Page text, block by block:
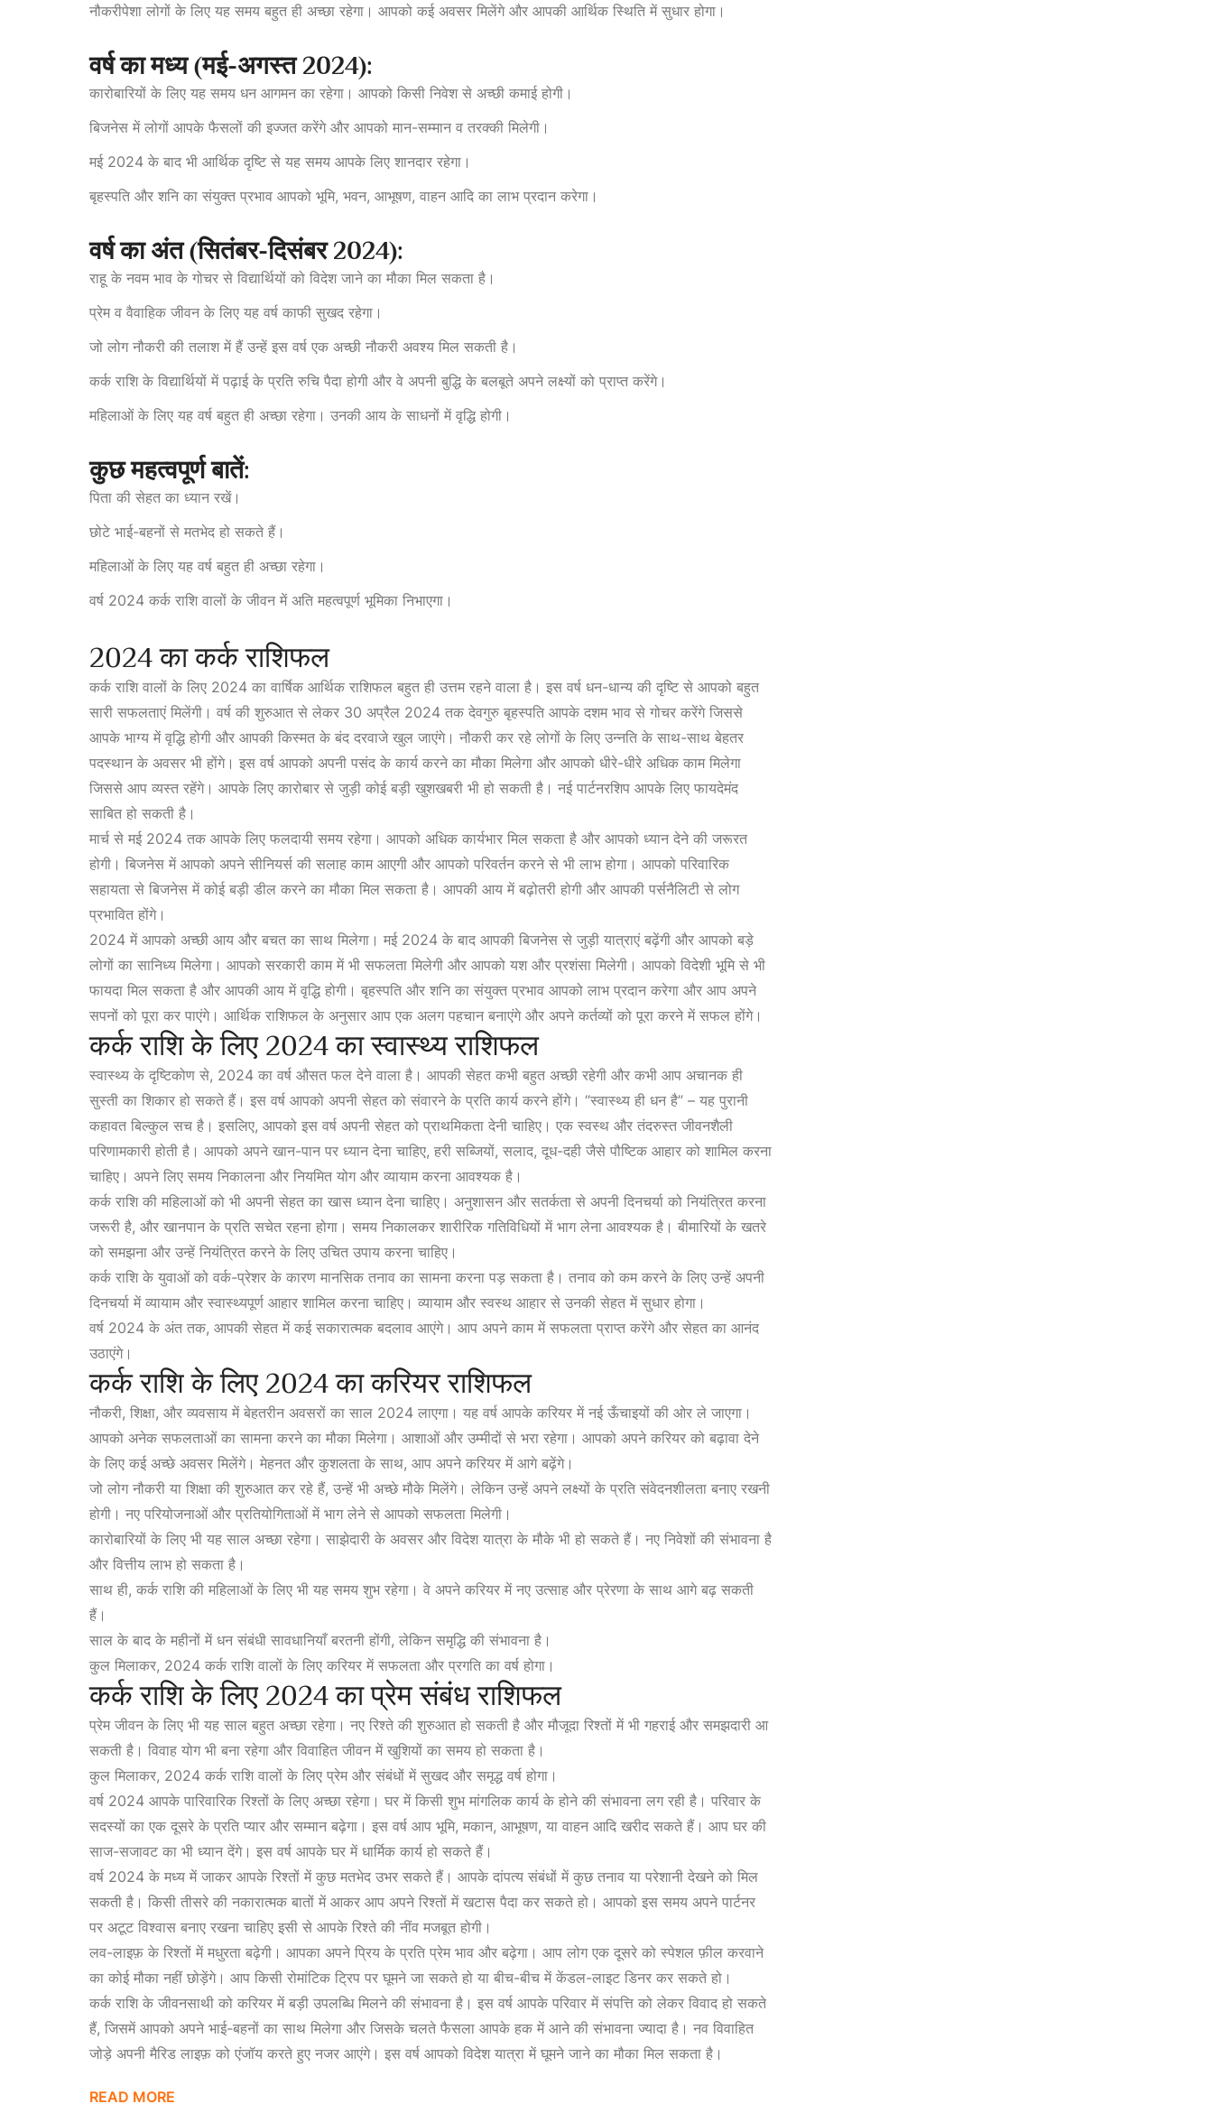
नौकरीपेशा लोगों के लिए यह समय बहुत ही अच्छा रहेगा। आपको कई अवसर मिलेंगे और आपकी आर्थिक स्थिति में सुधार होगा।
वर्ष का मध्य (मई-अगस्त 2024):
कारोबारियों के लिए यह समय धन आगमन का रहेगा। आपको किसी निवेश से अच्छी कमाई होगी।
बिजनेस में लोगों आपके फैसलों की इज्जत करेंगे और आपको मान-सम्मान व तरक्की मिलेगी।
मई 2024 के बाद भी आर्थिक दृष्टि से यह समय आपके लिए शानदार रहेगा।
बृहस्पति और शनि का संयुक्त प्रभाव आपको भूमि, भवन, आभूषण, वाहन आदि का लाभ प्रदान करेगा।
वर्ष का अंत (सितंबर-दिसंबर 2024):
राहू के नवम भाव के गोचर से विद्यार्थियों को विदेश जाने का मौका मिल सकता है।
प्रेम व वैवाहिक जीवन के लिए यह वर्ष काफी सुखद रहेगा।
जो लोग नौकरी की तलाश में हैं उन्हें इस वर्ष एक अच्छी नौकरी अवश्य मिल सकती है।
कर्क राशि के विद्यार्थियों में पढ़ाई के प्रति रुचि पैदा होगी और वे अपनी बुद्धि के बलबूते अपने लक्ष्यों को प्राप्त करेंगे।
महिलाओं के लिए यह वर्ष बहुत ही अच्छा रहेगा। उनकी आय के साधनों में वृद्धि होगी।
कुछ महत्वपूर्ण बातें:
पिता की सेहत का ध्यान रखें।
छोटे भाई-बहनों से मतभेद हो सकते हैं।
महिलाओं के लिए यह वर्ष बहुत ही अच्छा रहेगा।
वर्ष 2024 कर्क राशि वालों के जीवन में अति महत्वपूर्ण भूमिका निभाएगा।
2024 का कर्क राशिफल
कर्क राशि वालों के लिए 2024 का वार्षिक आर्थिक राशिफल बहुत ही उत्तम रहने वाला है। इस वर्ष धन-धान्य की दृष्टि से आपको बहुत
सारी सफलताएं मिलेंगी। वर्ष की शुरुआत से लेकर 30 अप्रैल 2024 तक देवगुरु बृहस्पति आपके दशम भाव से गोचर करेंगे जिससे
आपके भाग्य मेंवृद्धि होगी और आपकी किस्मत के बंद दरवाजे खुल जाएंगे। नौकरी कर रहे लोगों के लिए उन्नति के साथ-साथ बेहतर
पदस्थान के अवसर भी होंगे। इस वर्ष आपको अपनी पसंद के कार्य करने का मौका मिलेगा और आपको धीरे-धीरे अधिक काम मिलेगा
जिससे आप व्यस्त रहेंगे। आपके लिए कारोबार से जुड़ी कोई बड़ी खुशखबरी भी हो सकती है। नई पार्टनरशिप आपके लिए फायदेमंद
साबित हो सकती है।
मार्च से मई 2024 तक आपके लिए फलदायी समय रहेगा। आपको अधिक कार्यभार मिल सकता है और आपको ध्यान देने की जरूरत
होगी। बिजनेस में आपको अपने सीनियर्स की सलाह काम आएगी और आपको परिवर्तन करने से भी लाभ होगा। आपको परिवारिक
सहायता से बिजनेस में कोई बड़ी डील करने का मौका मिल सकता है। आपकी आय में बढ़ोतरी होगी और आपकी पर्सनैलिटी से लोग
प्रभावित होंगे।
2024 में आपको अच्छी आय और बचत का साथ मिलेगा। मई 2024 के बाद आपकी बिजनेस से जुड़ी यात्राएं बढ़ेंगी और आपको बड़े
लोगों का सानिध्य मिलेगा। आपको सरकारी काम में भी सफलता मिलेगी और आपको यश और प्रशंसा मिलेगी। आपको विदेशी भूमि से भी
फायदा मिल सकता है और आपकी आय में वृद्धि होगी। बृहस्पति और शनि का संयुक्त प्रभाव आपको लाभ प्रदान करेगा और आप अपने
सपनों को पूरा कर पाएंगे। आर्थिक राशिफल के अनुसार आप एक अलग पहचान बनाएंगे और अपने कर्तव्यों को पूरा करने में सफल होंगे।
कर्क राशि के लिए 2024 का स्वास्थ्य राशिफल
स्वास्थ्य के दृष्टिकोण से, 2024 का वर्ष औसत फल देने वाला है। आपकी सेहत कभी बहुत अच्छी रहेगी और कभी आप अचानक ही
सुस्ती का शिकार हो सकते हैं। इस वर्ष आपको अपनी सेहत को संवारने के प्रति कार्य करने होंगे। “स्वास्थ्य ही धन है” – यह पुरानी
कहावत बिल्कुल सच है। इसलिए, आपको इस वर्ष अपनी सेहत को प्राथमिकता देनी चाहिए। एक स्वस्थ और तंदरुस्त जीवनशैली
परिणामकारी होती है। आपको अपने खान-पान पर ध्यान देना चाहिए, हरी सब्जियों, सलाद, दूध-दही जैसे पौष्टिक आहार को शामिल करना
चाहिए। अपने लिए समय निकालना और नियमित योग और व्यायाम करना आवश्यक है।
कर्क राशि की महिलाओं को भी अपनी सेहत का खास ध्यान देना चाहिए। अनुशासन और सतर्कता से अपनी दिनचर्या को नियंत्रित करना
जरूरी है, और खानपान के प्रति सचेत रहना होगा। समय निकालकर शारीरिक गतिविधियों में भाग लेना आवश्यक है। बीमारियों के खतरे
को समझना और उन्हें नियंत्रित करने के लिए उचित उपाय करना चाहिए।
कर्क राशि के युवाओं को वर्क-प्रेशर के कारण मानसिक तनाव का सामना करना पड़ सकता है। तनाव को कम करने के लिए उन्हें अपनी
दिनचर्या में व्यायाम और स्वास्थ्यपूर्ण आहार शामिल करना चाहिए। व्यायाम और स्वस्थ आहार से उनकी सेहत में सुधार होगा।
वर्ष 2024 के अंत तक, आपकी सेहत में कई सकारात्मक बदलाव आएंगे। आप अपने काम में सफलता प्राप्त करेंगे और सेहत का आनंद
उठाएंगे।
कर्क राशि के लिए 2024 का करियर राशिफल
नौकरी, शिक्षा, और व्यवसाय में बेहतरीन अवसरों का साल 2024 लाएगा। यह वर्ष आपके करियर में नई ऊँचाइयों की ओर ले जाएगा।
आपको अनेक सफलताओं का सामना करने का मौका मिलेगा। आशाओं और उम्मीदों से भरा रहेगा। आपको अपने करियर को बढ़ावा देने
के लिए कई अच्छे अवसर मिलेंगे। मेहनत और कुशलता के साथ, आप अपने करियर में आगे बढ़ेंगे।
जो लोग नौकरी या शिक्षा की शुरुआत कर रहे हैं, उन्हें भी अच्छे मौके मिलेंगे। लेकिन उन्हें अपने लक्ष्यों के प्रति संवेदनशीलता बनाए रखनी
होगी। नए परियोजनाओं और प्रतियोगिताओं में भाग लेने से आपको सफलता मिलेगी।
कारोबारियों के लिए भी यह साल अच्छा रहेगा। साझेदारी के अवसर और विदेश यात्रा के मौके भी हो सकते हैं। नए निवेशों की संभावना है
और वित्तीय लाभ हो सकता है।
साथ ही, कर्क राशि की महिलाओं के लिए भी यह समय शुभ रहेगा। वे अपने करियर में नए उत्साह और प्रेरणा के साथ आगे बढ़ सकती
हैं।
साल के बाद के महीनों में धन संबंधी सावधानियाँ बरतनी होंगी, लेकिन समृद्धि की संभावना है।
कुल मिलाकर, 2024 कर्क राशि वालों के लिए करियर में सफलता और प्रगति का वर्ष होगा।
कर्क राशि के लिए 2024 का प्रेम संबंध राशिफल
प्रेम जीवन के लिए भी यह साल बहुत अच्छा रहेगा। नए रिश्ते की शुरुआत हो सकती है और मौजूदा रिश्तों में भी गहराई और समझदारी आ
सकती है। विवाह योग भी बना रहेगा और विवाहित जीवन में खुशियों का समय हो सकता है।
कुल मिलाकर, 2024 कर्क राशि वालों के लिए प्रेम और संबंधों में सुखद और समृद्ध वर्ष होगा।
वर्ष 2024 आपके पारिवारिक रिश्तों के लिए अच्छा रहेगा। घर में किसी शुभ मांगलिक कार्य के होने की संभावना लग रही है। परिवार के
सदस्यों का एक दूसरे के प्रति प्यार और सम्मान बढ़ेगा। इस वर्ष आप भूमि, मकान, आभूषण, या वाहन आदि खरीद सकते हैं। आप घर की
साज-सजावट का भी ध्यान देंगे। इस वर्ष आपके घर में धार्मिक कार्य हो सकते हैं।
वर्ष 2024 के मध्य में जाकर आपके रिश्तों में कुछ मतभेद उभर सकते हैं। आपके दांपत्य संबंधों में कुछ तनाव या परेशानी देखने को मिल
सकती है। किसी तीसरे की नकारात्मक बातों में आकर आप अपने रिश्तों में खटास पैदा कर सकते हो। आपको इस समय अपने पार्टनर
पर अटूट विश्वास बनाए रखना चाहिए इसी से आपके रिश्ते की नींव मजबूत होगी।
लव-लाइफ़ के रिश्तों में मधुरता बढ़ेगी। आपका अपने प्रिय के प्रति प्रेम भाव और बढ़ेगा। आप लोग एक दूसरे को स्पेशल फ़ील करवाने
का कोई मौका नहीं छोड़ेंगे। आप किसी रोमांटिक ट्रिप पर घूमने जा सकते हो या बीच-बीच में केंडल-लाइट डिनर कर सकते हो।
कर्क राशि के जीवनसाथी को करियर में बड़ी उपलब्धि मिलने की संभावना है। इस वर्ष आपके परिवार में संपत्ति को लेकर विवाद हो सकते
हैं, जिसमें आपको अपने भाई-बहनों का साथ मिलेगा और जिसके चलते फैसला आपके हक में आने की संभावना ज्यादा है। नव विवाहित
जोड़े अपनी मैरिड लाइफ़ को एंजॉय करते हुए नजर आएंगे। इस वर्ष आपको विदेश यात्रा में घूमने जाने का मौका मिल सकता है।
READ MORE